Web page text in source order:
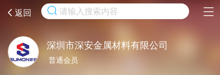
返回 取消
深圳市深安金属材料有限公司
普通会员